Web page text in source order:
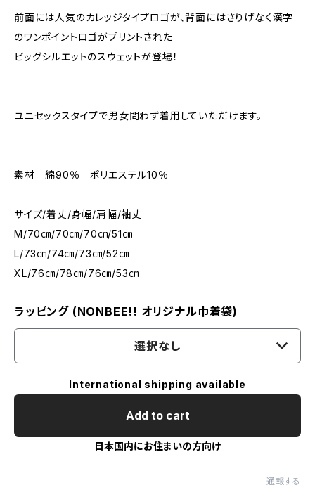
前面には人気のカレッジタイプロゴが、背面にはさりげなく漢字
のワンポイントロゴがプリントされた
ビッグシルエットのスウェットが登場！
ユニセックスタイプで男女問わず着用していただけます。
素材 綿90％ ポリエステル10％
サイズ/着丈/身幅/肩幅/袖丈
M/70㎝/70㎝/70㎝/51㎝
L/73㎝/74㎝/73㎝/52㎝
XL/76㎝/78㎝/76㎝/53㎝
ラッピング (NONBEE!! オリジナル巾着袋)
選択なし
International shipping available
Add to cart
日本国内にお住まいの方向け
通報する